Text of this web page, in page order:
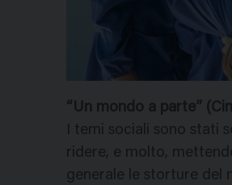
“Un mondo a parte”
I temi sociali sono stati
ridere, e molto,
generale le storture del